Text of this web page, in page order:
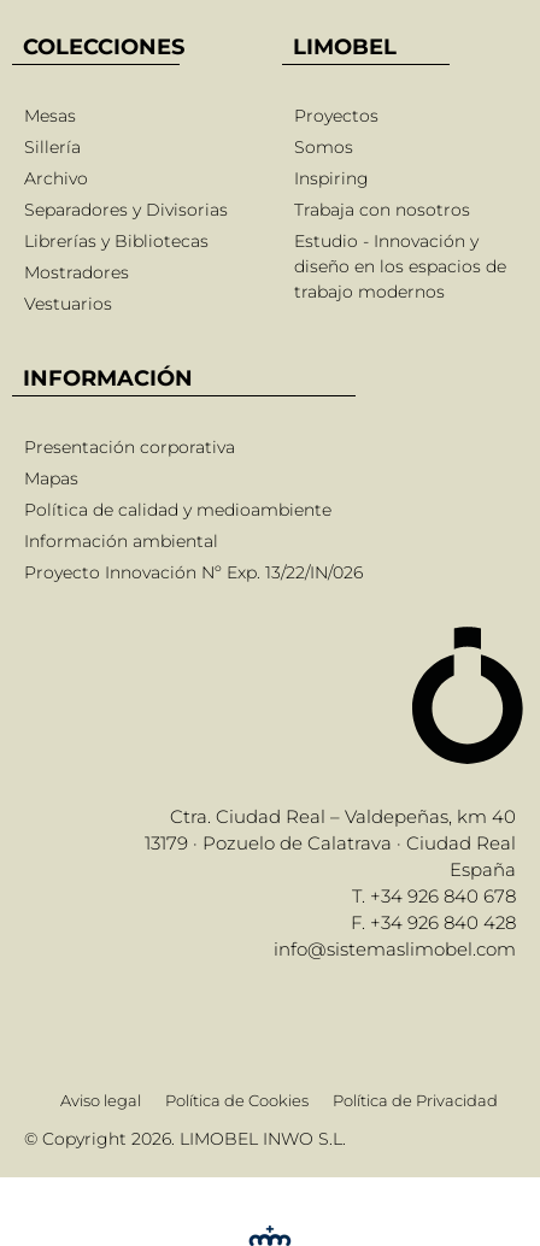
COLECCIONES
Mesas
Sillería
Archivo
Separadores y Divisorias
Librerías y Bibliotecas
Mostradores
Vestuarios
LIMOBEL
Proyectos
Somos
Inspiring
Trabaja con nosotros
Estudio - Innovación y
diseño en los espacios de
trabajo modernos
INFORMACIÓN
Presentación corporativa
Mapas
Política de calidad y medioambiente
Información ambiental
Proyecto Innovación Nº Exp. 13/22/IN/026
Ctra. Ciudad Real – Valdepeñas, km 40
13179 · Pozuelo de Calatrava · Ciudad Real
España
T. +34 926 840 678
F. +34 926 840 428
info@sistemaslimobel.com
Aviso legal Política de Cookies Política de Privacidad
© Copyright 2026. LIMOBEL INWO S.L.